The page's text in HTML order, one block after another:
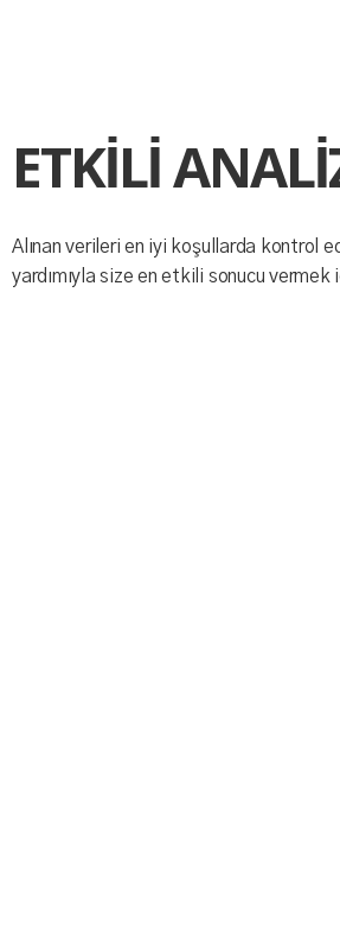
ETKİLİ
Alınan verileri en iyi koşullarda kontrol
yardımıyla size en etkili sonucu vermek